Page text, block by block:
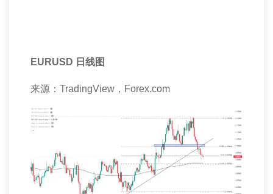
EURUSD 日线图
来源： TradingView ， Forex.com